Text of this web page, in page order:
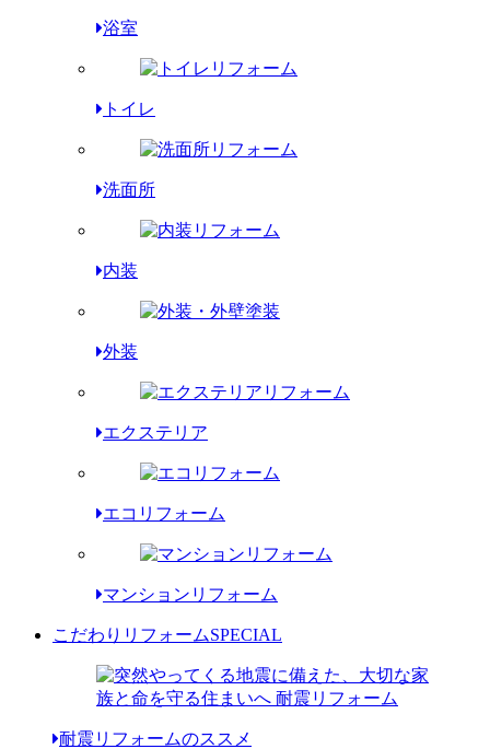
浴室
トイレ
洗面所
内装
外装
エクステリア
エコリフォーム
マンションリフォーム
こだわりリフォームSPECIAL
耐震リフォームのススメ